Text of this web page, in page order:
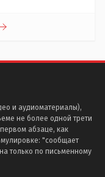
и аудиоматериалы),
не более одной трети
абзаце, как
"сообщает
только по письменному